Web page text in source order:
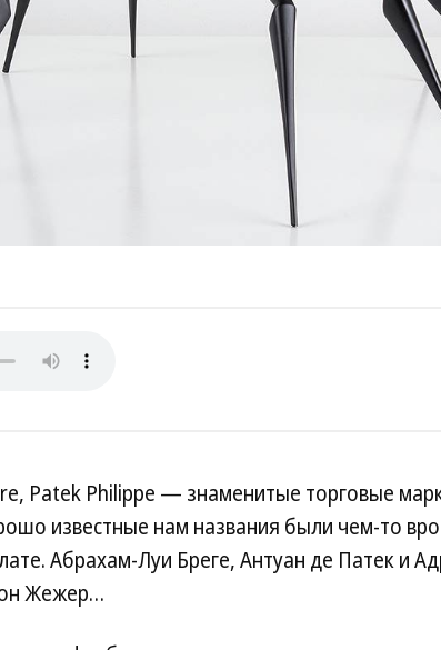
Patek Philippe — знаменитые торговые
известные нам названия были чем-то
Абрахам-Луи Бреге, Антуан де Патек и
Жежер…